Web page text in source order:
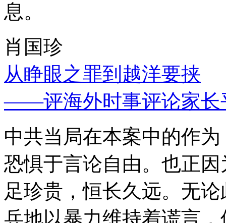
息。
肖国珍
从睁眼之罪到越洋要挟
——评海外时事评论家长
中共当局在本案中的作
恐惧于言论自由。也正
足珍贵，恒长久远。无
兵地以暴力维持着谎言